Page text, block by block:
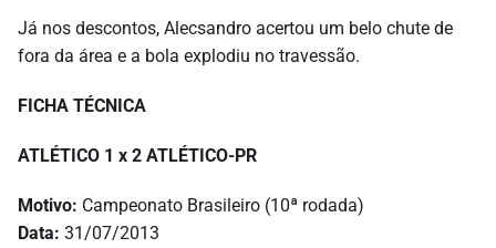
Já nos descontos, Alecsandro acertou um belo chute de
fora da área e a bola explodiu no travessão.
FICHA TÉCNICA
ATLÉTICO 1 x 2 ATLÉTICO-PR
Motivo: Campeonato Brasileiro (10ª rodada)
Data: 31/07/2013